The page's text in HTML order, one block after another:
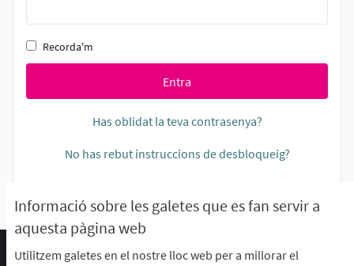
Informació sobre les galetes que es fan servir a
aquesta pàgina web
Utilitzem galetes en el nostre lloc web per a millorar el
Recorda'm
Entra
Has oblidat la teva contrasenya?
No has rebut instruccions de desbloqueig?
Termes d'ús i condicions